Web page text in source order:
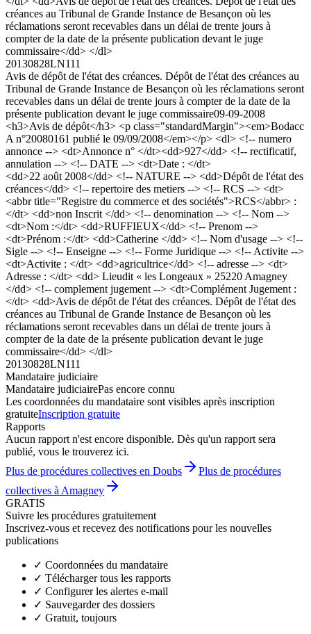
créances au Tribunal de Grande Instance de Besançon où les
réclamations seront recevables dans un délai de trente jours à
compter de la date de la présente publication devant le juge
commissaire</dd> </dl>
20130828LN111
Avis de dépôt de l'état des créances. Dépôt de l'état des créances au
Tribunal de Grande Instance de Besançon où les réclamations seront
recevables dans un délai de trente jours à compter de la date de la
présente publication devant le juge commissaire09-09-2008
<h3>Avis de dépôt</h3> <p class="standardMargin"><em>Bodacc
A n°20080161 publié le 09/09/2008</em></p> <dl> <!-- numero
annonce --> <dt>Annonce n° </dt><dd>927</dd> <!-- rectificatif,
annulation --> <!-- DATE --> <dt>Date : </dt>
<dd>22 août 2008</dd> <!-- NATURE --> <dd>Dépôt de l'état des
créances</dd> <!-- repertoire des metiers --> <!-- RCS --> <dt>
<abbr title="Registre du commerce et des sociétés">RCS</abbr> :
</dt> <dd>non Inscrit </dd> <!-- denomination --> <!-- Nom -->
<dt>Nom :</dt> <dd>RUFFIEUX</dd> <!-- Prenom -->
<dt>Prénom :</dt> <dd>Catherine </dd> <!-- Nom d'usage --> <!--
Sigle --> <!-- Enseigne --> <!-- Forme Juridique --> <!-- Activite -->
<dt>Activite : </dt> <dd>agricultrice</dd> <!-- adresse --> <dt>
Adresse : </dt> <dd> Lieudit « les Longeaux » 25220 Amagney
</dd> <!-- complement jugement --> <dt>Complément Jugement :
</dt> <dd>Avis de dépôt de l'état des créances. Dépôt de l'état des
créances au Tribunal de Grande Instance de Besançon où les
réclamations seront recevables dans un délai de trente jours à
compter de la date de la présente publication devant le juge
commissaire</dd> </dl>
20130828LN111
Mandataire judiciaire
Mandataire judiciairePas encore connu
Les coordonnées du mandataire sont visibles après inscription
gratuiteInscription gratuite
Rapports
Aucun rapport n'est encore disponible. Dès qu'un rapport sera
publié, vous le trouverez ici.
Plus de procédures collectives en Doubs
Plus de procédures
collectives à Amagney
GRATIS
Suivre les procédures gratuitement
Inscrivez-vous et recevez des notifications pour les nouvelles
publications
✓ Coordonnées du mandataire
✓ Télécharger tous les rapports
✓ Configurer les alertes e-mail
✓ Sauvegarder des dossiers
✓ Gratuit, toujours